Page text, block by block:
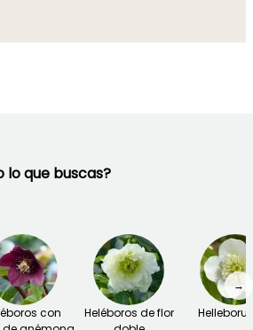
lo que buscas?
con
Heléboros de flor
→